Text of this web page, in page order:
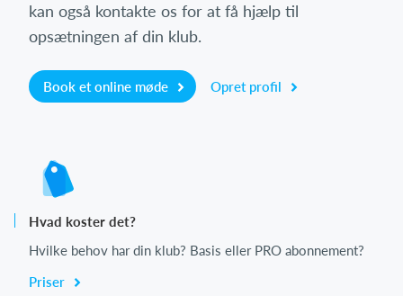
kan også kontakte os for at få hjælp til
opsætningen af din klub.
Book et online møde Opret profil
Hvad koster det?
Hvilke behov har din klub? Basis eller PRO abonnement?
Priser